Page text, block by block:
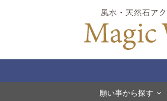
願い事から探す